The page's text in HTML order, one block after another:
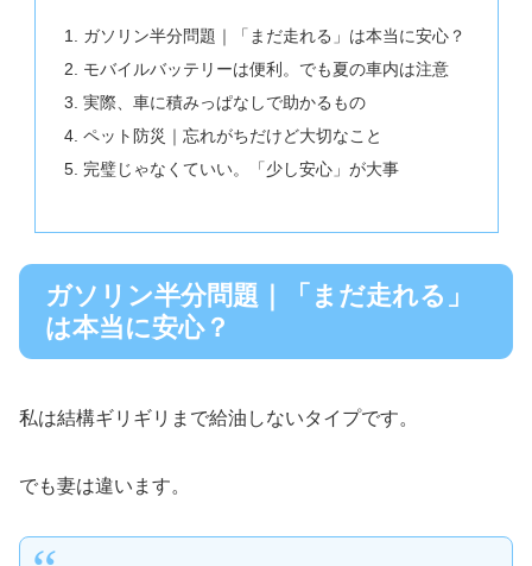
ガソリン半分問題｜「まだ走れる」は本当に安心？
モバイルバッテリーは便利。でも夏の車内は注意
実際、車に積みっぱなしで助かるもの
ペット防災｜忘れがちだけど大切なこと
完璧じゃなくていい。「少し安心」が大事
ガソリン半分問題｜「まだ走れる」
は本当に安心？
私は結構ギリギリまで給油しないタイプです。
でも妻は違います。